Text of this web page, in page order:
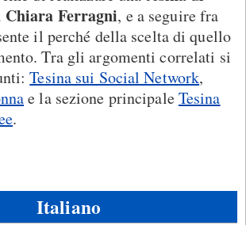
Chiara Ferragni, e a seguire fra
il perché della scelta di quello
Tra gli argomenti correlati si
Tesina sui Social Network,
e la sezione principaleTesina
.
Italiano